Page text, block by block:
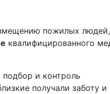
пожилых людей,
квалифицированного
и контроль
получали заботу и